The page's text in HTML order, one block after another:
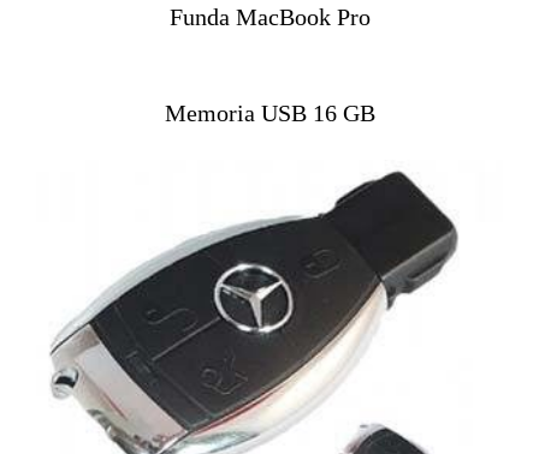
Funda MacBook Pro
Memoria USB 16 GB